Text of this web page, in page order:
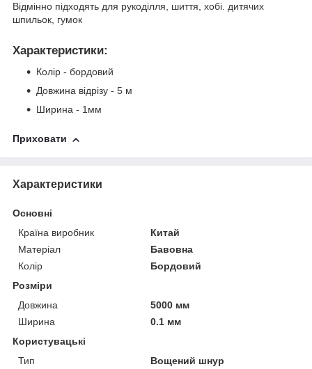
Відмінно підходять для рукоділля, шиття, хобі. дитячих
шпильок, гумок
Характеристики:
Колір - бордовий
Довжина відрізу - 5 м
Ширина - 1мм
Приховати
Характеристики
Основні
Країна виробник
Китай
Матеріал
Бавовна
Колір
Бордовий
Розміри
Довжина
5000 мм
Ширина
0.1 мм
Користувацькі
Тип
Вощений шнур